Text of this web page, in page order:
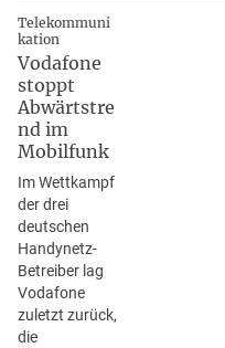
Telekommuni
kation
Vodafone
stoppt
Abwärtstre
nd im
Mobilfunk
Im Wettkampf
der drei
deutschen
Handynetz-
Betreiber lag
Vodafone
zuletzt zurück,
die